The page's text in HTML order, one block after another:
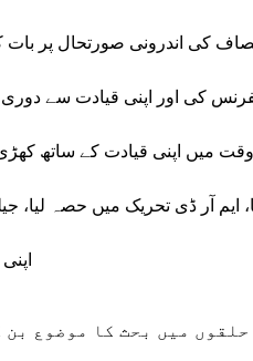
کی اندرونی صورتحال پر
کی اور اپنی قیادت سے دوری
اپنی قیادت کے ساتھ کھڑی
آر ڈی تحریک میں حصہ لیا،
میں بحث کا موضوع